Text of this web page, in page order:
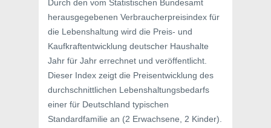
Durch den vom Statistischen Bundesamt
herausgegebenen Verbraucherpreisindex für
die Lebenshaltung wird die Preis- und
Kaufkraftentwicklung deutscher Haushalte
Jahr für Jahr errechnet und veröffentlicht.
Dieser Index zeigt die Preisentwicklung des
durchschnittlichen Lebenshaltungsbedarfs
einer für Deutschland typischen
Standardfamilie an (2 Erwachsene, 2 Kinder).